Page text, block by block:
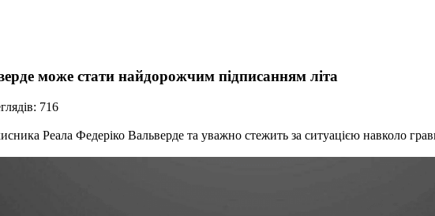
може стати найдорожчим підписанням літа
716
Реала Федеріко Вальверде та уважно стежить за ситуацією навколо